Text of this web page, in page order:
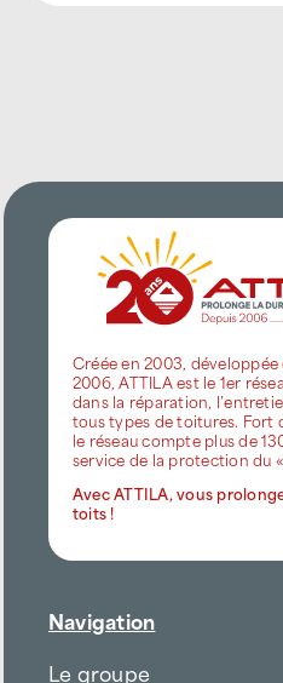
Créée en 2003,
2006, ATTILA est le 1er
dans la réparation,
tous types de toitures. Fort
le réseau compte plus de
service de la protection du
Avec ATTILA, vous
toits !
Navigation
Le groupe